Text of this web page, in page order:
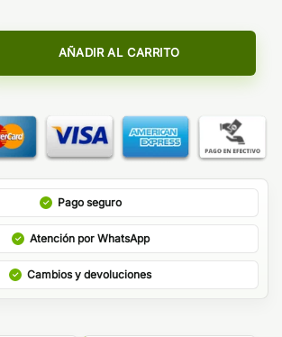
and Raspberry 30ml Longfill - Wailani
AÑADIR AL CARRITO
Pago seguro
Atención por WhatsApp
Cambios y devoluciones